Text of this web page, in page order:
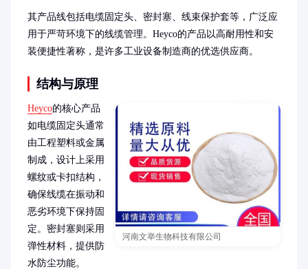
其产品线包括电缆固定头、密封塞、线束保护套等，广泛应
用于严苛环境下的线缆管理。Heyco的产品以高耐用性和安
装便捷性著称，是许多工业设备制造商的优选供应商。
结构与原理
河南文举生物科技有限公司
Heyco的核心产品
如电缆固定头通常
由工程塑料或金属
制成，设计上采用
螺纹或卡扣结构，
确保线缆在振动和
恶劣环境下保持固
定。密封塞则采用
弹性材料，提供防
水防尘功能。